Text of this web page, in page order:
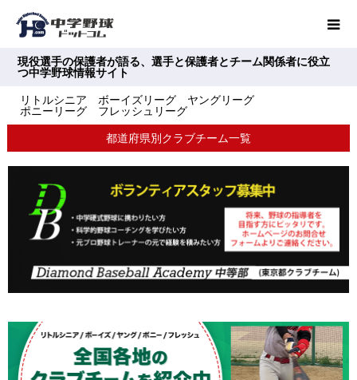
現役選手の保護者が語る、選手と保護者とチーム関係者に役立
つ中学野球情報サイト
リトルシニア ボーイズリーグ ヤングリーグ
ポニーリーグ フレッシュリーグ
都道府県別クラブチーム一覧